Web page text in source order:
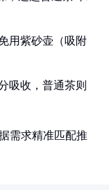
用紫砂壶（吸附
吸收，普通茶则
需求精准匹配推